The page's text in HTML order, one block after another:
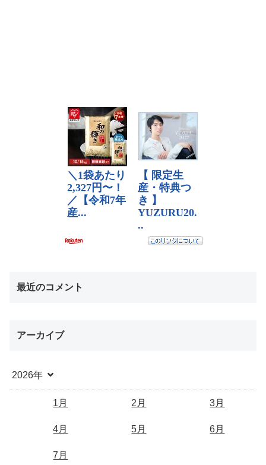
最近のコメント
アーカイブ
2026年
1月 2月 3月
4月 5月 6月
7月